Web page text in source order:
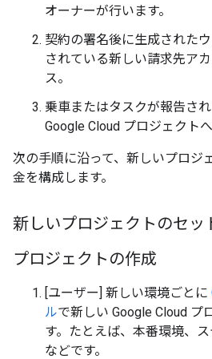
オーナーが行います。
契約の署名後に生成された
されている新しい請求先ア
ス。
乗車またはタスクが報告さ
Google Cloud プロジェクト
次の手順に沿って、新しいプロジ
金を構成します。
新しいプロジェクトのセッ
プロジェクトの作成
[ユーザー] 新しい環境ごとに
ルで新しい Google Cloud プ
す。たとえば、本番環境、
などです。